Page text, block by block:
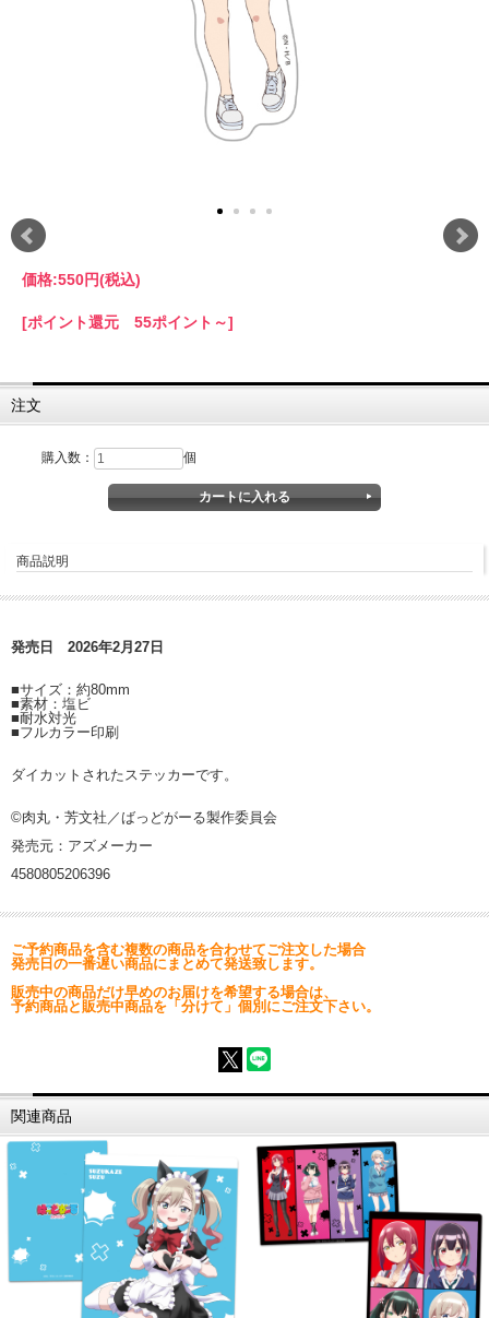
価格:550円(税込)
[ポイント還元 55ポイント～]
注文
購入数： 個
商品説明
発売日 2026年2月27日
■サイズ：約80mm
■素材：塩ビ
■耐水対光
■フルカラー印刷
ダイカットされたステッカーです。
©肉丸・芳文社／ばっどがーる製作委員会
発売元：アズメーカー
4580805206396
ご予約商品を含む複数の商品を合わせてご注文した場合
発売日の一番遅い商品にまとめて発送致します。
販売中の商品だけ早めのお届けを希望する場合は、
予約商品と販売中商品を「分けて」個別にご注文下さい。
関連商品